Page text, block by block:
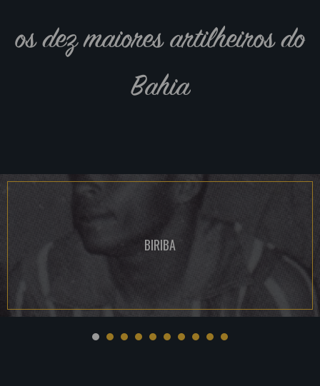
os dez maiores artilheiros do
Bahia
BIRIBA